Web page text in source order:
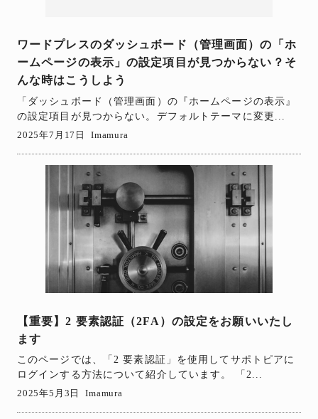
ワードプレスのダッシュボード（管理画面）の「ホ
ームページの表示」の設定項目が見つからない？そ
んな時はこうしよう
「ダッシュボード（管理画面）の『ホームページの表示』
の設定項目が見つからない。デフォルトテーマに変更...
2025年7月17日 Imamura
【重要】2 要素認証（2FA）の設定をお願いいたし
ます
このページでは、「2 要素認証」を使用してサポトピアに
ログインする方法について紹介しています。 「2...
2025年5月3日 Imamura